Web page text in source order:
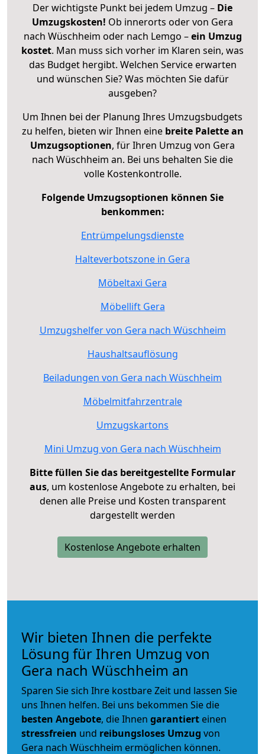
Der wichtigste Punkt bei jedem Umzug – Die
Umzugskosten! Ob innerorts oder von Gera
nach Wüschheim oder nach Lemgo –ein Umzug
kostet. Man muss sich vorher im Klaren sein, was
das Budget hergibt. Welchen Service erwarten
und wünschen Sie? Was möchten Sie dafür
ausgeben?
Um Ihnen bei der Planung Ihres Umzugsbudgets
zu helfen, bieten wir Ihnen eine breite Palette an
Umzugsoptionen, für Ihren Umzug von Gera
nach Wüschheim an. Bei uns behalten Sie die
volle Kostenkontrolle.
Folgende Umzugsoptionen können Sie
benkommen:
Entrümpelungsdienste
Halteverbotszone in Gera
Möbeltaxi Gera
Möbellift Gera
Umzugshelfer von Gera nach Wüschheim
Haushaltsauflösung
Beiladungen von Gera nach Wüschheim
Möbelmitfahrzentrale
Umzugskartons
Mini Umzug von Gera nach Wüschheim
Bitte füllen Sie das bereitgestellte Formular
aus, um kostenlose Angebote zu erhalten, bei
denen alle Preise und Kosten transparent
dargestellt werden
Kostenlose Angebote erhalten
Wir bieten Ihnen die perfekte
Lösung für Ihren Umzug von
Gera nach Wüschheim an
Sparen Sie sich Ihre kostbare Zeit und lassen Sie
uns Ihnen helfen. Bei uns bekommen Sie die
besten Angebote, die Ihnen garantiert einen
stressfreien und reibungsloses Umzug von
Gera nach Wüschheim ermöglichen können.